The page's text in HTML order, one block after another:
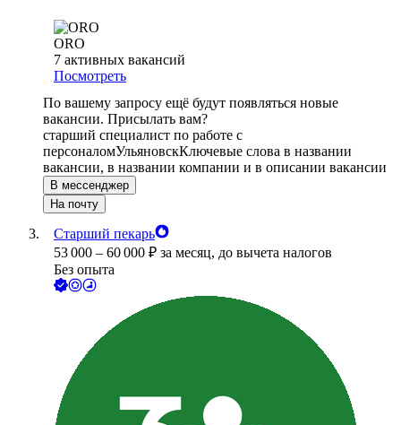
ORO
7 активных вакансий
Посмотреть
По вашему запросу ещё будут появляться новые
вакансии. Присылать вам?
старший специалист по работе с
персоналомУльяновскКлючевые слова в названии
вакансии, в названии компании и в описании вакансии
В мессенджер
На почту
Старший пекарь
53 000 – 60 000 ₽ за месяц, до вычета налогов
Без опыта